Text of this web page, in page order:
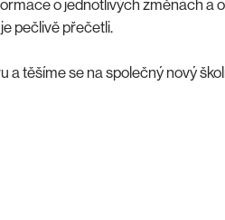
o jednotlivých změnách a
pečlivě přečetli.
a těšíme se na společný nový